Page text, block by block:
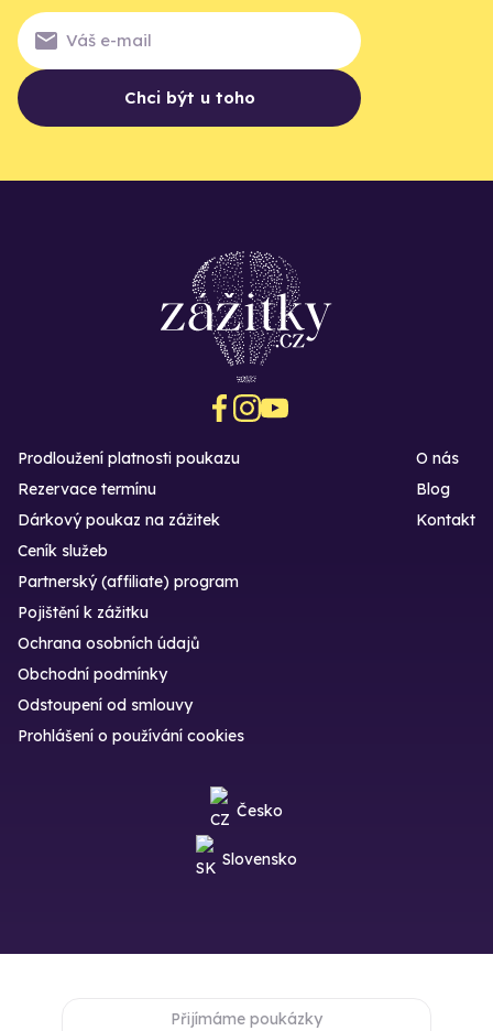
Chci být u toho
Prodloužení platnosti poukazu
Rezervace termínu
Dárkový poukaz na zážitek
O nás
Blog
Kontakt
Ceník služeb
Partnerský (affiliate) program
Pojištění k zážitku
Ochrana osobních údajů
Obchodní podmínky
Odstoupení od smlouvy
Prohlášení o používání cookies
Česko
Slovensko
Přijímáme poukázky